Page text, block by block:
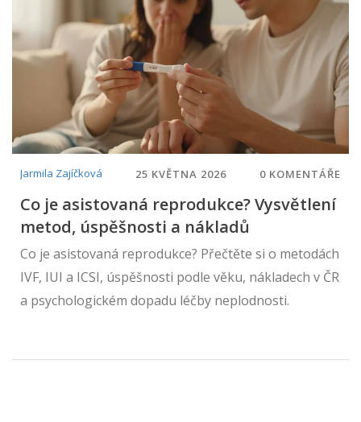
Jarmila Zajíčková 25 KVĚTNA 2026 0 KOMENTÁŘE
Co je asistovaná reprodukce? Vysvětlení
metod, úspěšnosti a nákladů
Co je asistovaná reprodukce? Přečtěte si o metodách
IVF, IUI a ICSI, úspěšnosti podle věku, nákladech v ČR
a psychologickém dopadu léčby neplodnosti.